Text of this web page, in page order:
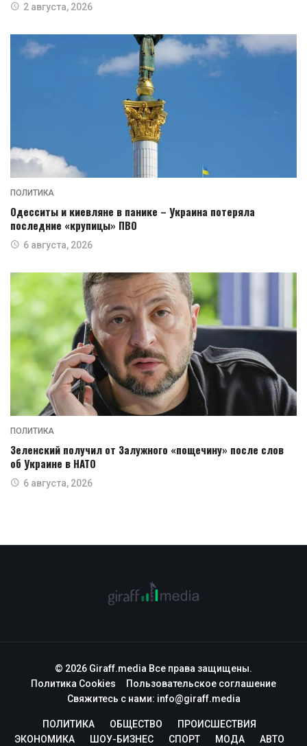
2 августа, 2026
ПОЛИТИКА
Одесситы и киевляне в панике – Украина потеряла
последние «крупицы» ПВО
6 августа, 2026
ПОЛИТИКА
Зеленский получил от Залужного «пощечину» после слов
об Украине в НАТО
6 августа, 2026
© 2026 Giraff.media Все права защищены.
Политика Cookies
Пользовательское соглашение
Свяжитесь с нами: info@giraff.media
ПОЛИТИКА ОБЩЕСТВО
ПРОИСШЕСТВИЯ
ЭКОНОМИКА
ШОУ-БИЗНЕС СПОРТ МОДА АВТО